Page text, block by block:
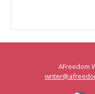
AFreedom